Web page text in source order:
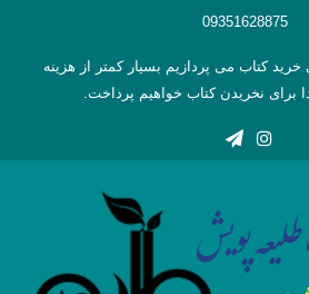
09351628875
خرید کتاب می پردازیم بسیار کمتر از هزینه
برای نخریدن کتاب خواهیم پرداخت.